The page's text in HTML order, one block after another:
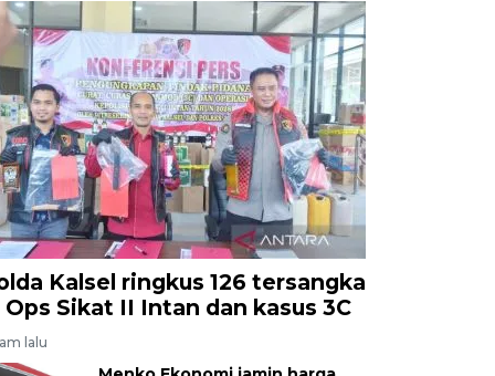
Kalsel ringkus 126 tersangka
Ops Sikat II Intan dan kasus 3C
lalu